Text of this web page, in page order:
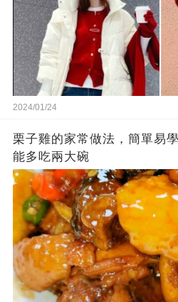
2024/01/24
栗子雞的家常做法，簡單易
能多吃兩大碗